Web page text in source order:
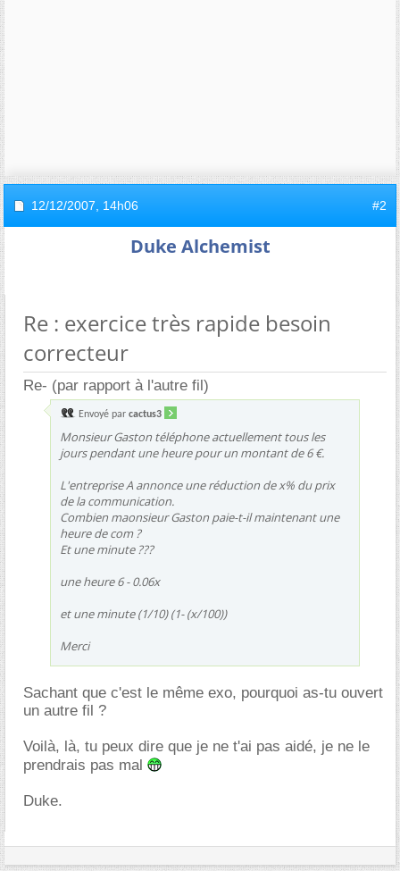
12/12/2007, 14h06 #2
Duke Alchemist
Re : exercice très rapide besoin
correcteur
Re- (par rapport à l'autre fil)
Envoyé par cactus3
Monsieur Gaston téléphone actuellement tous les
jours pendant une heure pour un montant de 6 €.
L'entreprise A annonce une réduction de x% du prix
de la communication.
Combien maonsieur Gaston paie-t-il maintenant une
heure de com ?
Et une minute ???
une heure 6 - 0.06x
et une minute (1/10) (1- (x/100))
Merci
Sachant que c'est le même exo, pourquoi as-tu ouvert
un autre fil ?
Voilà, là, tu peux dire que je ne t'ai pas aidé, je ne le
prendrais pas mal
Duke.